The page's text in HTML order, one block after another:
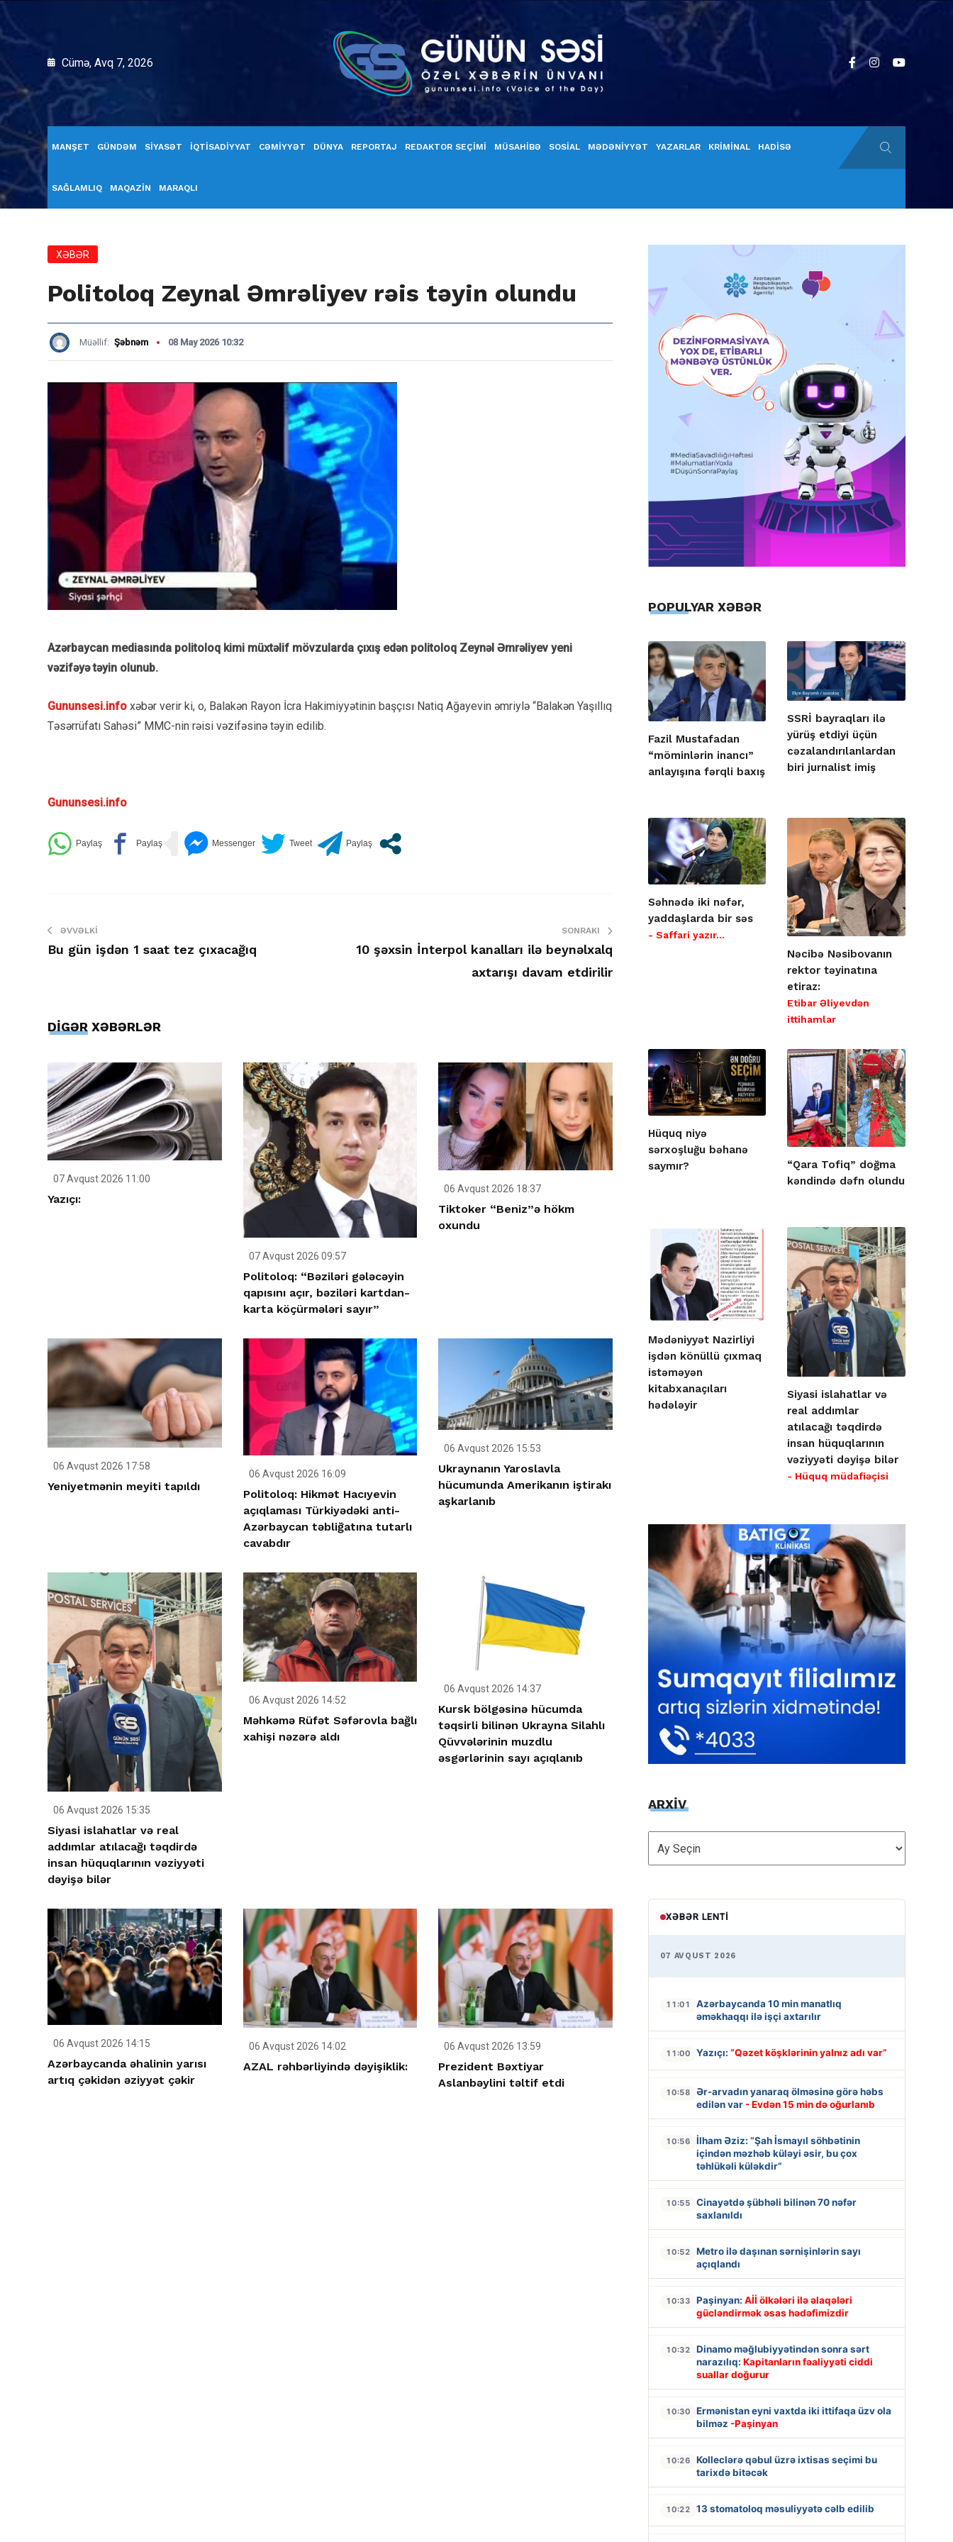
Cümə, Avq 7, 2026
MANŞET GÜNDƏM SİYASƏT İQTİSADİYYAT CƏMİYYƏT DÜNYA REPORTAJ REDAKTOR SEÇİMİ MÜSAHİBƏ SOSİAL MƏDƏNİYYƏT YAZARLAR KRİMİNAL HADİSƏ
SAĞLAMLIQ MAQAZİN MARAQLI
XƏBƏR
Politoloq Zeynal Əmrəliyev rəis təyin olundu
Müəllif: Şəbnəm 08 May 2026 10:32
Azərbaycan mediasında politoloq kimi müxtəlif mövzularda çıxış edən politoloq Zeynəl Əmrəliyev yeni
vəzifəyə təyin olunub.
Gununsesi.info xəbər verir ki, o, Balakən Rayon İcra Hakimiyyətinin başçısı Natiq Ağayevin əmriylə “Balakən Yaşıllıq
Təsərrüfatı Sahəsi” MMC-nin rəisi vəzifəsinə təyin edilib.
Gununsesi.info
ƏVVƏLKI
Bu gün işdən 1 saat tez çıxacağıq
SONRAKI
10 şəxsin İnterpol kanalları ilə beynəlxalq
axtarışı davam etdirilir
DİGƏR XƏBƏRLƏR
07 Avqust 2026 11:00
Yazıçı:
07 Avqust 2026 09:57
Politoloq: “Bəziləri gələcəyin
qapısını açır, bəziləri kartdan-
karta köçürmələri sayır”
06 Avqust 2026 18:37
Tiktoker “Beniz”ə hökm
oxundu
06 Avqust 2026 17:58
Yeniyetmənin meyiti tapıldı
06 Avqust 2026 16:09
Politoloq: Hikmət Hacıyevin
açıqlaması Türkiyədəki anti-
Azərbaycan təbliğatına tutarlı
cavabdır
06 Avqust 2026 15:53
Ukraynanın Yaroslavla
hücumunda Amerikanın iştirakı
aşkarlanıb
06 Avqust 2026 15:35
Siyasi islahatlar və real
addımlar atılacağı təqdirdə
insan hüquqlarının vəziyyəti
dəyişə bilər
06 Avqust 2026 14:52
Məhkəmə Rüfət Səfərovla bağlı
xahişi nəzərə aldı
06 Avqust 2026 14:37
Kursk bölgəsinə hücumda
təqsirli bilinən Ukrayna Silahlı
Qüvvələrinin muzdlu
əsgərlərinin sayı açıqlanıb
06 Avqust 2026 14:15
Azərbaycanda əhalinin yarısı
artıq çəkidən əziyyət çəkir
06 Avqust 2026 14:02
AZAL rəhbərliyində dəyişiklik:
06 Avqust 2026 13:59
Prezident Bəxtiyar
Aslanbəylini təltif etdi
POPULYAR XƏBƏR
Fazil Mustafadan
“möminlərin inancı”
anlayışına fərqli baxış
SSRİ bayraqları ilə
yürüş etdiyi üçün
cəzalandırılanlardan
biri jurnalist imiş
Səhnədə iki nəfər,
yaddaşlarda bir səs
- Saffari yazır…
Nəcibə Nəsibovanın
rektor təyinatına
etiraz:
Etibar Əliyevdən
ittihamlar
Hüquq niyə
sərxoşluğu bəhanə
saymır?
“Qara Tofiq” doğma
kəndində dəfn olundu
Mədəniyyət Nazirliyi
işdən könüllü çıxmaq
istəməyən
kitabxanaçıları
hədələyir
Siyasi islahatlar və
real addımlar
atılacağı təqdirdə
insan hüquqlarının
vəziyyəti dəyişə bilər
- Hüquq müdafiəçisi
ARXİV
ARXİV
XƏBƏR LENTI
07 AVQUST 2026
11:01
Azərbaycanda 10 min manatlıq
əməkhaqqı ilə işçi axtarılır
11:00 Yazıçı: “Qəzet köşklərinin yalnız adı var”
10:58
Ər-arvadın yanaraq ölməsinə görə həbs
edilən var - Evdən 15 min də oğurlanıb
10:56
İlham Əziz: “Şah İsmayıl söhbətinin
içindən məzhəb küləyi əsir, bu çox
təhlükəli küləkdir”
10:55
Cinayətdə şübhəli bilinən 70 nəfər
saxlanıldı
10:52
Metro ilə daşınan sərnişinlərin sayı
açıqlandı
10:33 Paşinyan: Aİİ ölkələri ilə əlaqələri
gücləndirmək əsas hədəfimizdir
10:32
Dinamo məğlubiyyətindən sonra sərt
narazılıq: Kapitanların fəaliyyəti ciddi
suallar doğurur
10:30
Ermənistan eyni vaxtda iki ittifaqa üzv ola
bilməz -Paşinyan
10:26
Kolleclərə qəbul üzrə ixtisas seçimi bu
tarixdə bitəcək
10:22 13 stomatoloq məsuliyyətə cəlb edilib